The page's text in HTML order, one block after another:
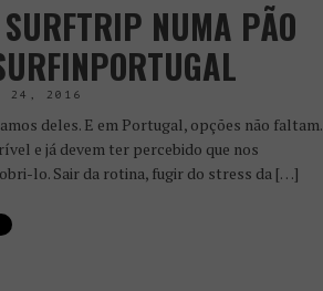
NUMA PÃO
24, 2016
deles. E em Portugal, opções não faltam.
e já devem ter percebido que nos
lo. Sair da rotina, fugir do stress da […]